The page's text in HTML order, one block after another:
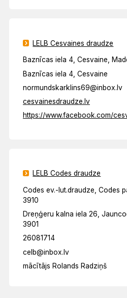
LELB Cesvaines draudze
Baznīcas iela 4, Cesvaine,
Baznīcas iela 4, Cesvaine
normundskarklins69@inbox.lv
cesvainesdraudze.lv
https://www.facebook.com/
LELB Codes draudze
Codes ev.-lut.draudze, Codes
3910
Dreņģeru kalna iela 26,
3901
26081714
celb@inbox.lv
mācītājs Rolands Radziņš